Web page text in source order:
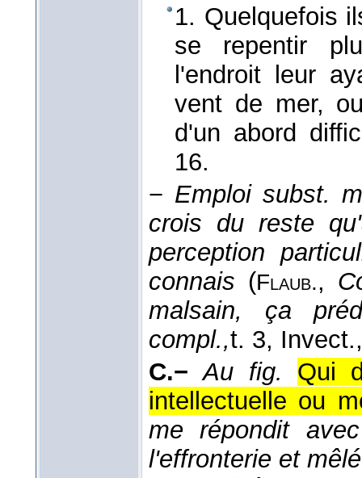
1. Quelquefois
se repentir
l'endroit leur
vent de mer,
d'un abord
16.
− Emploi subst.
crois du reste
perception
connais (Flaub.,
malsain, ça
compl.,t. 3, Invect.
C.− Au fig.
Qui
intellectuelle ou
me répondit
l'effronterie et